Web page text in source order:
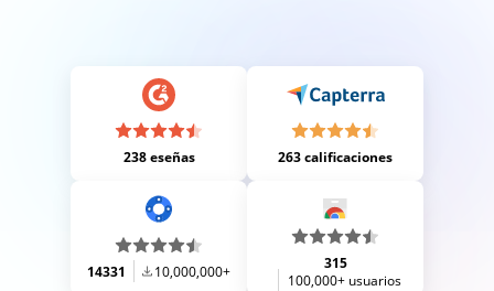
238 eseñas 263 calificaciones
14331 10,000,000+
315
100,000+ usuarios